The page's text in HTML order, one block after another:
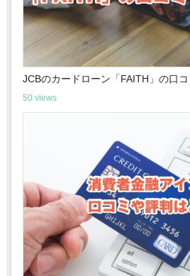
JCBのカードローン「FAITH」の口
50 views